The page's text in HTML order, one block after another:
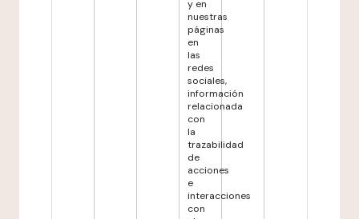
y en
nuestras
páginas
en
las
redes
sociales,
información
relacionada
con
la
trazabilidad
de
acciones
e
interacciones
con